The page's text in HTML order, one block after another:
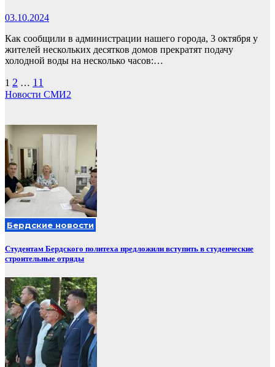
03.10.2024
Как сообщили в администрации нашего города, 3 октября у
жителей нескольких десятков домов прекратят подачу
холодной воды на несколько часов:…
Пагинация
записей
1 2 … 11
Новости СМИ2
Бердские новости
Студентам Бердского политеха предложили вступить в студенческие
строительные отряды